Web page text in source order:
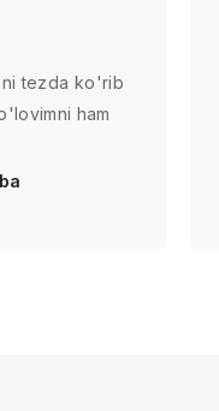
tezda ko'rib
ham